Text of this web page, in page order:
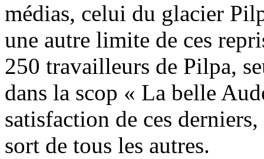
médias, celui du glacier
une autre limite de ces
250 travailleurs de Pilpa,
dans la scop « La belle
satisfaction de ces
sort de tous les autres.